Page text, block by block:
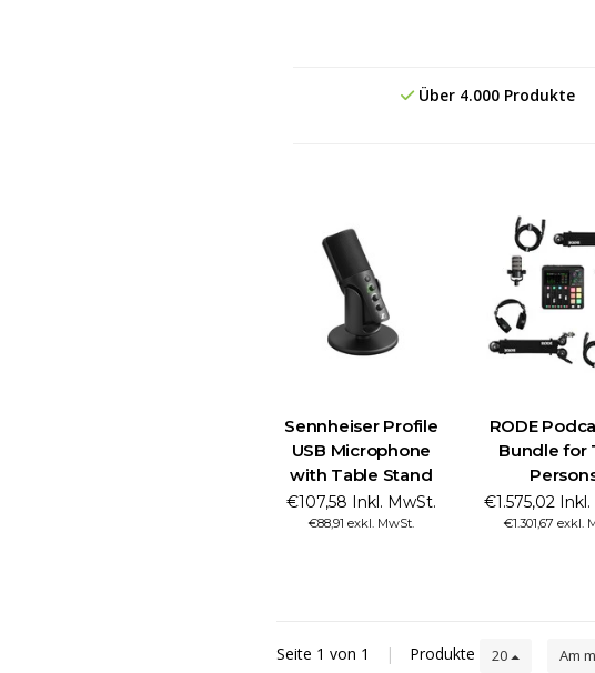
Über 4.000 Produkte
Sennheiser Profile
USB Microphone
with Table Stand
€107,58 Inkl. MwSt.
€88,91 exkl. MwSt.
RODE
Bundle for
€1.575,02
€1.301,67 exkl.
Seite 1 von 1 | Produkte 20 Am